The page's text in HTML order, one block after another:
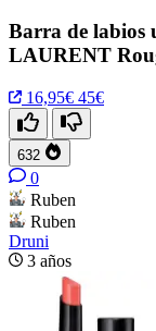
Barra de labios
LAURENT
16,95€ 45€
632
0
Ruben
Ruben
Druni
3 años